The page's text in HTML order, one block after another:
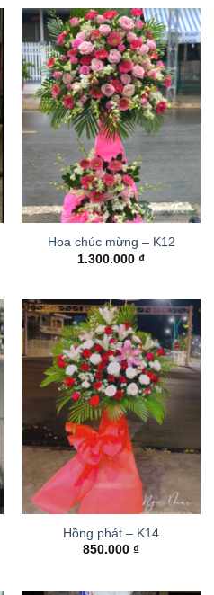
Hoa chúc mừng – K12
1.300.000 ₫
Hồng phát – K14
850.000 ₫